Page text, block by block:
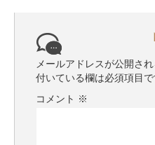
メールアドレスが公開され
付いている欄は必須項目で
コメント ※